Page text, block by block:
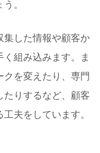
。
集した情報や顧客か
組み込みます。ま
を変えたり、専門
りするなど、顧客
夫をしています。